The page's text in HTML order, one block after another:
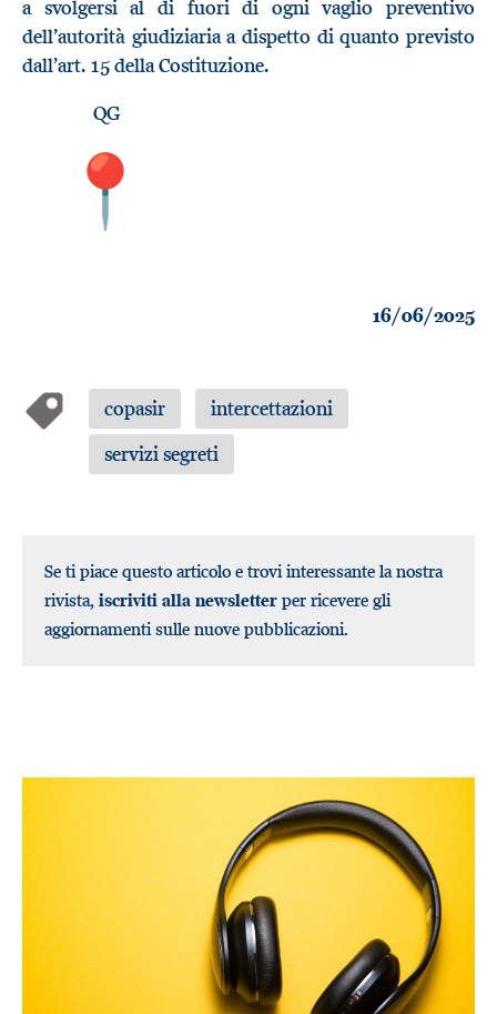
a svolgersi al di fuori di ogni vaglio preventivo
dell’autorità giudiziaria a dispetto di quanto previsto
dall’art. 15 della Costituzione.
QG
16/06/2025
copasir
intercettazioni
servizi segreti
Se ti piace questo articolo e trovi interessante la nostra
rivista, iscriviti alla newsletter per ricevere gli
aggiornamenti sulle nuove pubblicazioni.